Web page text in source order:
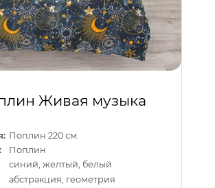
Живая музыка
Поплин 220 см.
Поплин
синий, желтый, белый
абстракция, геометрия